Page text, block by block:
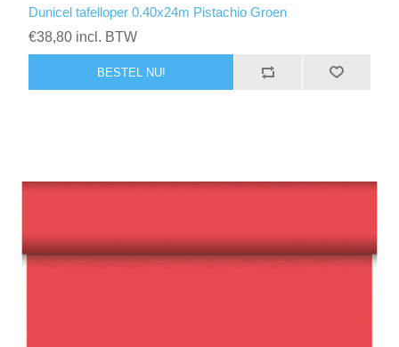
Dunicel tafelloper 0.40x24m Pistachio Groen
€38,80 incl. BTW